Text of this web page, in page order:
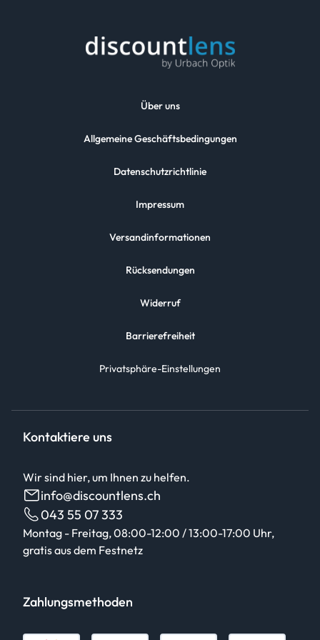
Über uns
Allgemeine Geschäftsbedingungen
Datenschutzrichtlinie
Impressum
Versandinformationen
Rücksendungen
Widerruf
Barrierefreiheit
Privatsphäre-Einstellungen
Kontaktiere uns
Wir sind hier, um Ihnen zu helfen.
info@discountlens.ch
043 55 07 333
Montag - Freitag, 08:00-12:00 / 13:00-17:00 Uhr,
gratis aus dem Festnetz
Zahlungsmethoden